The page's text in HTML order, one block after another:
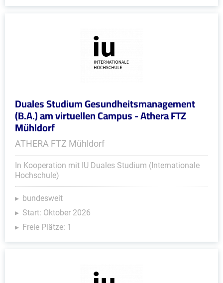
Duales Studium Gesundheitsmanagement
(B.A.) am virtuellen Campus - Athera FTZ
Mühldorf
ATHERA FTZ Mühldorf
In Kooperation mit IU Duales Studium (Internationale
Hochschule)
bundesweit
Start: Oktober 2026
Freie Plätze: 1